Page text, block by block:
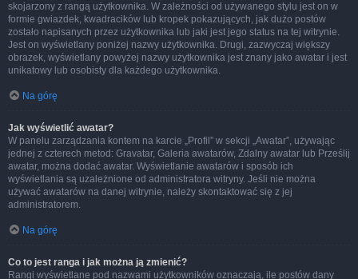
skojarzony z rangą użytkownika. W zależności od używanego stylu jest on w
formie gwiazdek, kwadracików lub kropek pokazujących, jak dużo postów
zostało napisanych przez użytkownika lub jaki jest jego status na tej witrynie.
Jest on wyświetlany poniżej nazwy użytkownika. Drugi, zazwyczaj większy
obrazek, wyświetlany powyżej nazwy użytkownika jest znany jako awatar i jest
unikatowy lub osobisty dla każdego użytkownika.
Na górę
Jak wyświetlić awatar?
W panelu zarządzania kontem na karcie „Profil” w sekcji „Awatar”, używając
jednej z czterech metod: Gravatar, Galeria awatarów, Zdalny awatar lub Prześlij
awatar, można dodać awatar. Wyświetlanie awatarów i sposób ich
wyświetlania są uzależnione od administratora witryny. Jeśli nie można
używać awatarów na danej witrynie, należy skontaktować się z jej
administratorem.
Na górę
Co to jest ranga i jak można ją zmienić?
Rangi wyświetlane pod nazwami użytkowników oznaczają, ile postów dany